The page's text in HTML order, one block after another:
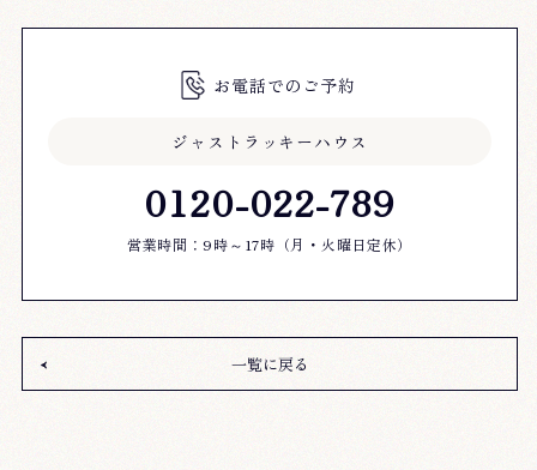
お電話でのご予約
ジャストラッキーハウス
0120-022-789
営業時間：9時～17時（月・火曜日定休）
一覧に戻る